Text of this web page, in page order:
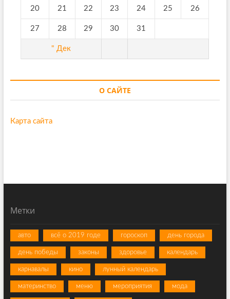
" Дек
20 21 22 23 24 25 26
27 28 29 30 31
О САЙТЕ
Карта сайта
Метки
авто всё о 2019 годе гороскоп день города
день победы законы здоровье календарь
карнавалы кино лунный календарь
материнство меню мероприятия мода